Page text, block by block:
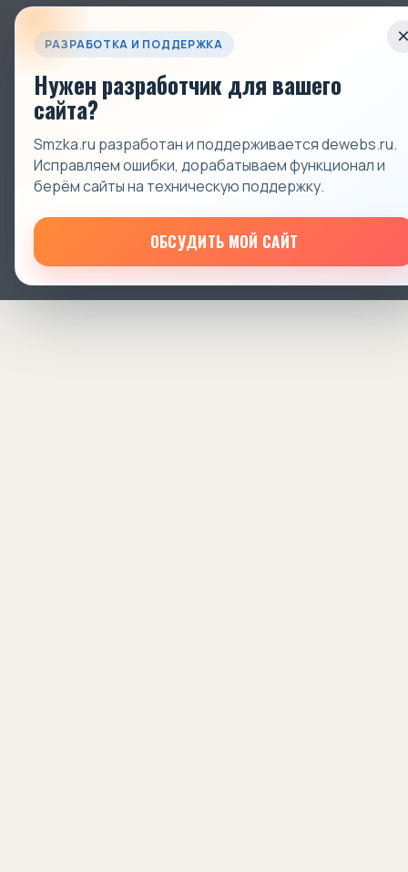
РАЗРАБОТКА И ПОДДЕРЖКА
Нужен разработчик для вашего
сайта?
Smzka.ru разработан и поддерживается dewebs.ru.
Исправляем ошибки, дорабатываем функционал и
берём сайты на техническую поддержку.
ОБСУДИТЬ МОЙ САЙТ